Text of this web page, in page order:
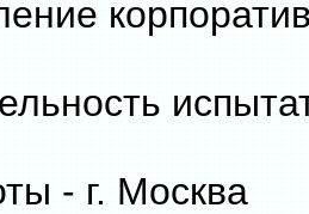
- г. Москва